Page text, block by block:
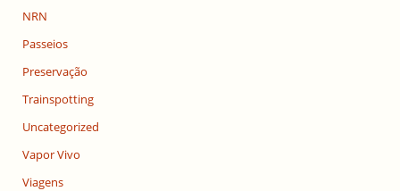
NRN
Passeios
Preservação
Trainspotting
Uncategorized
Vapor Vivo
Viagens